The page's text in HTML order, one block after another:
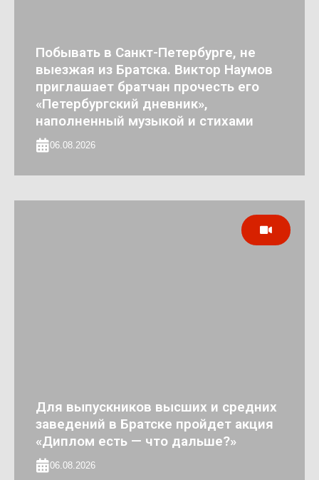
Побывать в Санкт-Петербурге, не
выезжая из Братска. Виктор Наумов
приглашает братчан прочесть его
«Петербургский дневник»,
наполненный музыкой и стихами
06.08.2026
Для выпускников высших и средних
заведений в Братске пройдет акция
«Диплом есть — что дальше?»
06.08.2026